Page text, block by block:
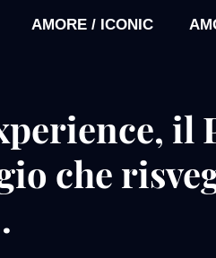
AMORE / ICONIC
/ MOTORS / SPORT
AMORE /
WHATCHES
il
che